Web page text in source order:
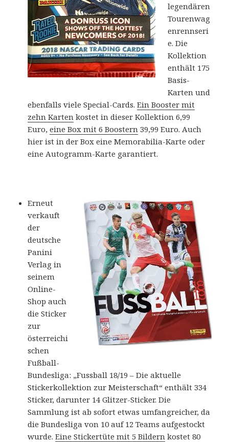
legendären
Tourenwag
enrennseri
e. Die
Kollektion
enthält 175
Basis-
Karten und
ebenfalls viele Special-Cards.Ein Booster mit
zehn Karten kostet in dieser Kollektion 6,99
Euro,eine Box mit 6 Boostern 39,99 Euro. Auch
hier ist in der Box eine Memorabilia-Karte oder
eine Autogramm-Karte garantiert.
Erneut
verkauft
der
deutsche
Panini
Verlag in
seinem
Online-
Shop auch
die Sticker
zur
österreichi
schen
Fußball-
Bundesliga: „Fussball 18/19 – Die aktuelle
Stickerkollektion zur Meisterschaft“ enthält 334
Sticker, darunter 14 Glitzer-Sticker. Die
Sammlung ist ab sofort etwas umfangreicher, da
die Bundesliga von 10 auf 12 Teams aufgestockt
wurde.Eine Stickertüte mit 5 Bildern kostet 80